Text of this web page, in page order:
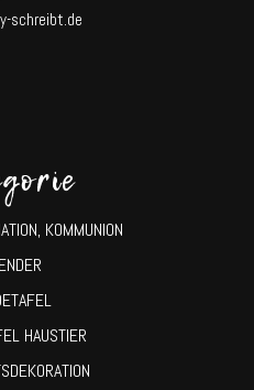
schreibt.de
KOMMUNION
HAUSTIER